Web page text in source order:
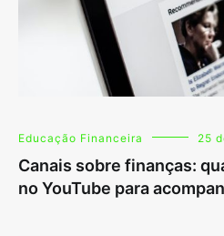
Educação Financeira 25
Canais sobre finanças:
no YouTube para